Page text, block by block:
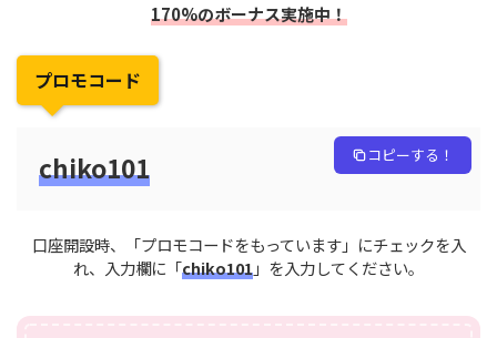
170%のボーナス実施中！
プロモコード
chiko101 コピーする！
口座開設時、「プロモコードをもっています」にチェックを入
れ、入力欄に「chiko101」を入力してください。